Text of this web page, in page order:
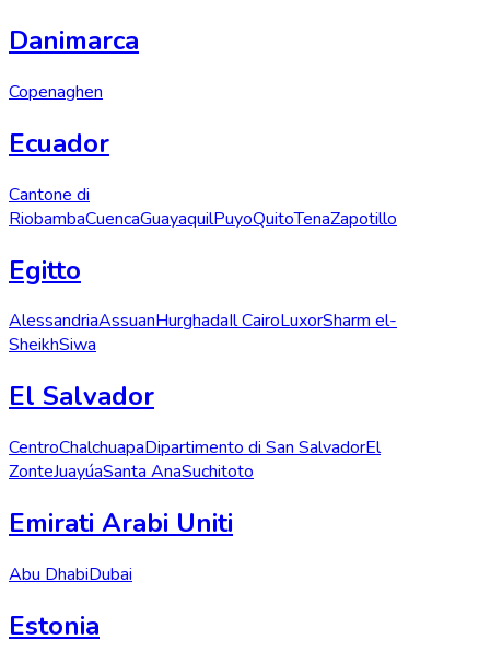
Danimarca
Copenaghen
Ecuador
Cantone di
RiobambaCuencaGuayaquilPuyoQuitoTenaZapotillo
Egitto
AlessandriaAssuanHurghadaIl CairoLuxorSharm el-
SheikhSiwa
El Salvador
CentroChalchuapaDipartimento di San SalvadorEl
ZonteJuayúaSanta AnaSuchitoto
Emirati Arabi Uniti
Abu DhabiDubai
Estonia